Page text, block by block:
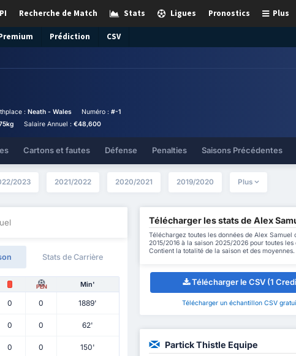
Plus
Pronostics
Ligues
Stats
Recherche de Match
Prédiction CSV
:Neath - Wales Numéro : #-1
Salaire Annuel : €48,600
Cartons et fautes Défense Penalties Saisons Précédentes
2023 2021/2022 2020/2021 2019/2020 Plus
Stats de Carrière
PEN Min'
0 0 1889'
0 0 62'
0 0 150'
Télécharger les stats de Alex
Téléchargez toutes les données de Alex Samuel
2015/2016 à la saison 2025/2026 pour toutes les
Contient la totalité de la saison et des moyennes.
Télécharger le CSV (1
Télécharger un échantillon CSV
Partick Thistle Equipe